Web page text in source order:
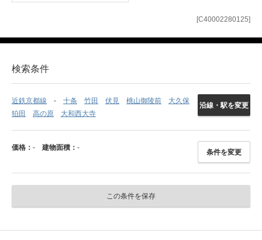
[C40002280125]
検索条件
近鉄京都線 十条 竹田 伏見 桃山御陵前
大久保
狛田
高の原 大和西大寺
沿線・駅を変更
価格： - 建物面積： -
条件を変更
この条件を保存